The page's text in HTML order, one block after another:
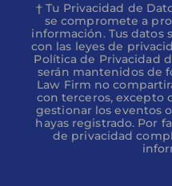
† Tu Privacidad de
se compromete a
información. Tus datos
con las leyes de
Política de Privacidad
serán mantenidos de
Law Firm no
con terceros, excepto
gestionar los eventos
hayas registrado. Por
de privacidad